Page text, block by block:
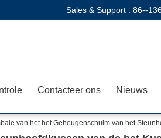
Sales & Support : 86--
Contacteer ons Nieuws
van het het Geheugenschuim van het